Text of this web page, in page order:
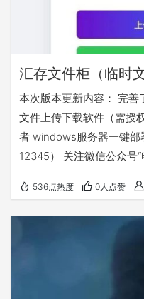
汇存文件柜（临时
本次版本更新内容： 完
文件上传下载软件（需授
者 windows服务器一键
12345） 关注微信公众号
536点热度 0人点赞